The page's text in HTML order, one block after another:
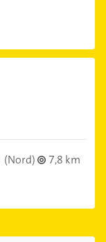
(Nord)
7,8 km